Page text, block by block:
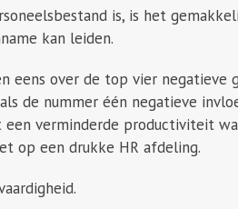
is, is het
kan leiden.
eens over de top vier negatieve
de nummer één negatieve
verminderde productiviteit
op een drukke HR afdeling.